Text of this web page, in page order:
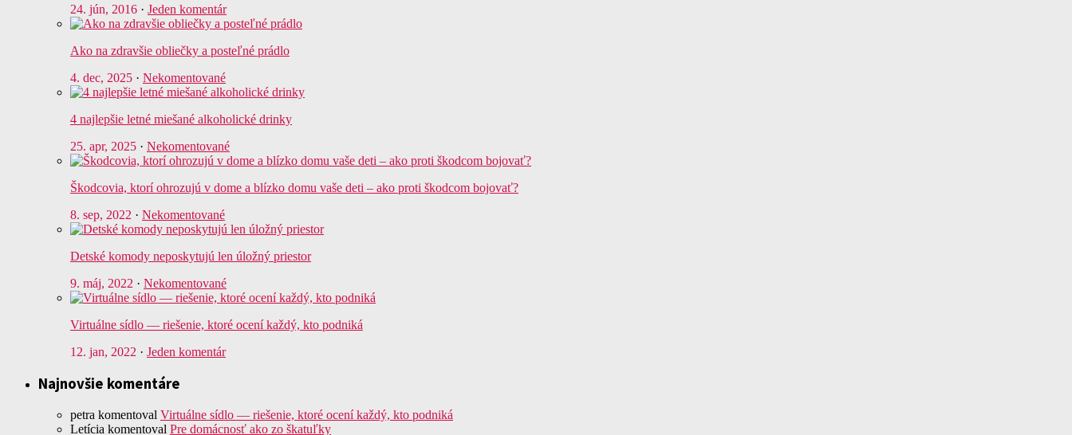
24. jún, 2016 · Jeden komentár
Ako na zdravšie obliečky a posteľné prádlo
4. dec, 2025 · Nekomentované
4 najlepšie letné miešané alkoholické drinky
25. apr, 2025 · Nekomentované
Škodcovia, ktorí ohrozujú v dome a blízko domu vaše deti – ako proti škodcom bojovať?
8. sep, 2022 · Nekomentované
Detské komody neposkytujú len úložný priestor
9. máj, 2022 · Nekomentované
Virtuálne sídlo — riešenie, ktoré ocení každý, kto podniká
12. jan, 2022 · Jeden komentár
Najnovšie komentáre
petra komentoval Virtuálne sídlo — riešenie, ktoré ocení každý, kto podniká
Letícia komentoval Pre domácnosť ako zo škatuľky